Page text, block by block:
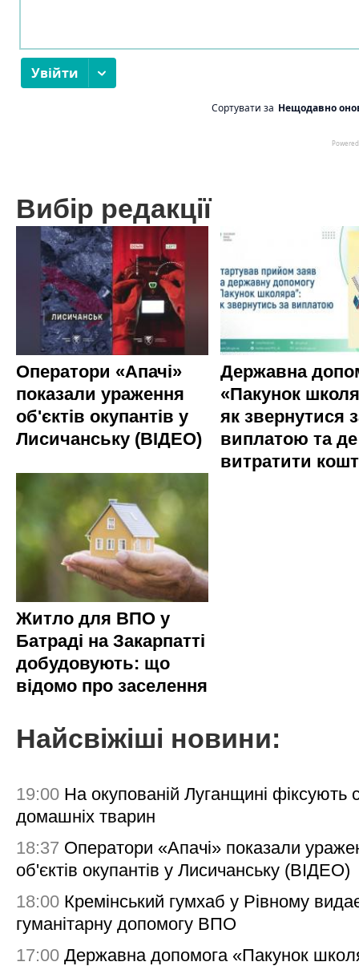
Вибір редакції
Оператори «Апачі»
показали ураження
об'єктів окупантів у
Лисичанську (ВІДЕО)
Державна
«Пакунок
як звернутися
виплатою та де
витратити
Житло для ВПО у
Батраді на Закарпатті
добудовують: що
відомо про заселення
Найсвіжіші новини:
19:00 На окупованій Луганщині фіксують
домашніх тварин
18:37 Оператори «Апачі» показали
об'єктів окупантів у Лисичанську (ВІДЕО)
18:00 Кремінський гумхаб у Рівному
гуманітарну допомогу ВПО
17:00 Державна допомога «Пакунок